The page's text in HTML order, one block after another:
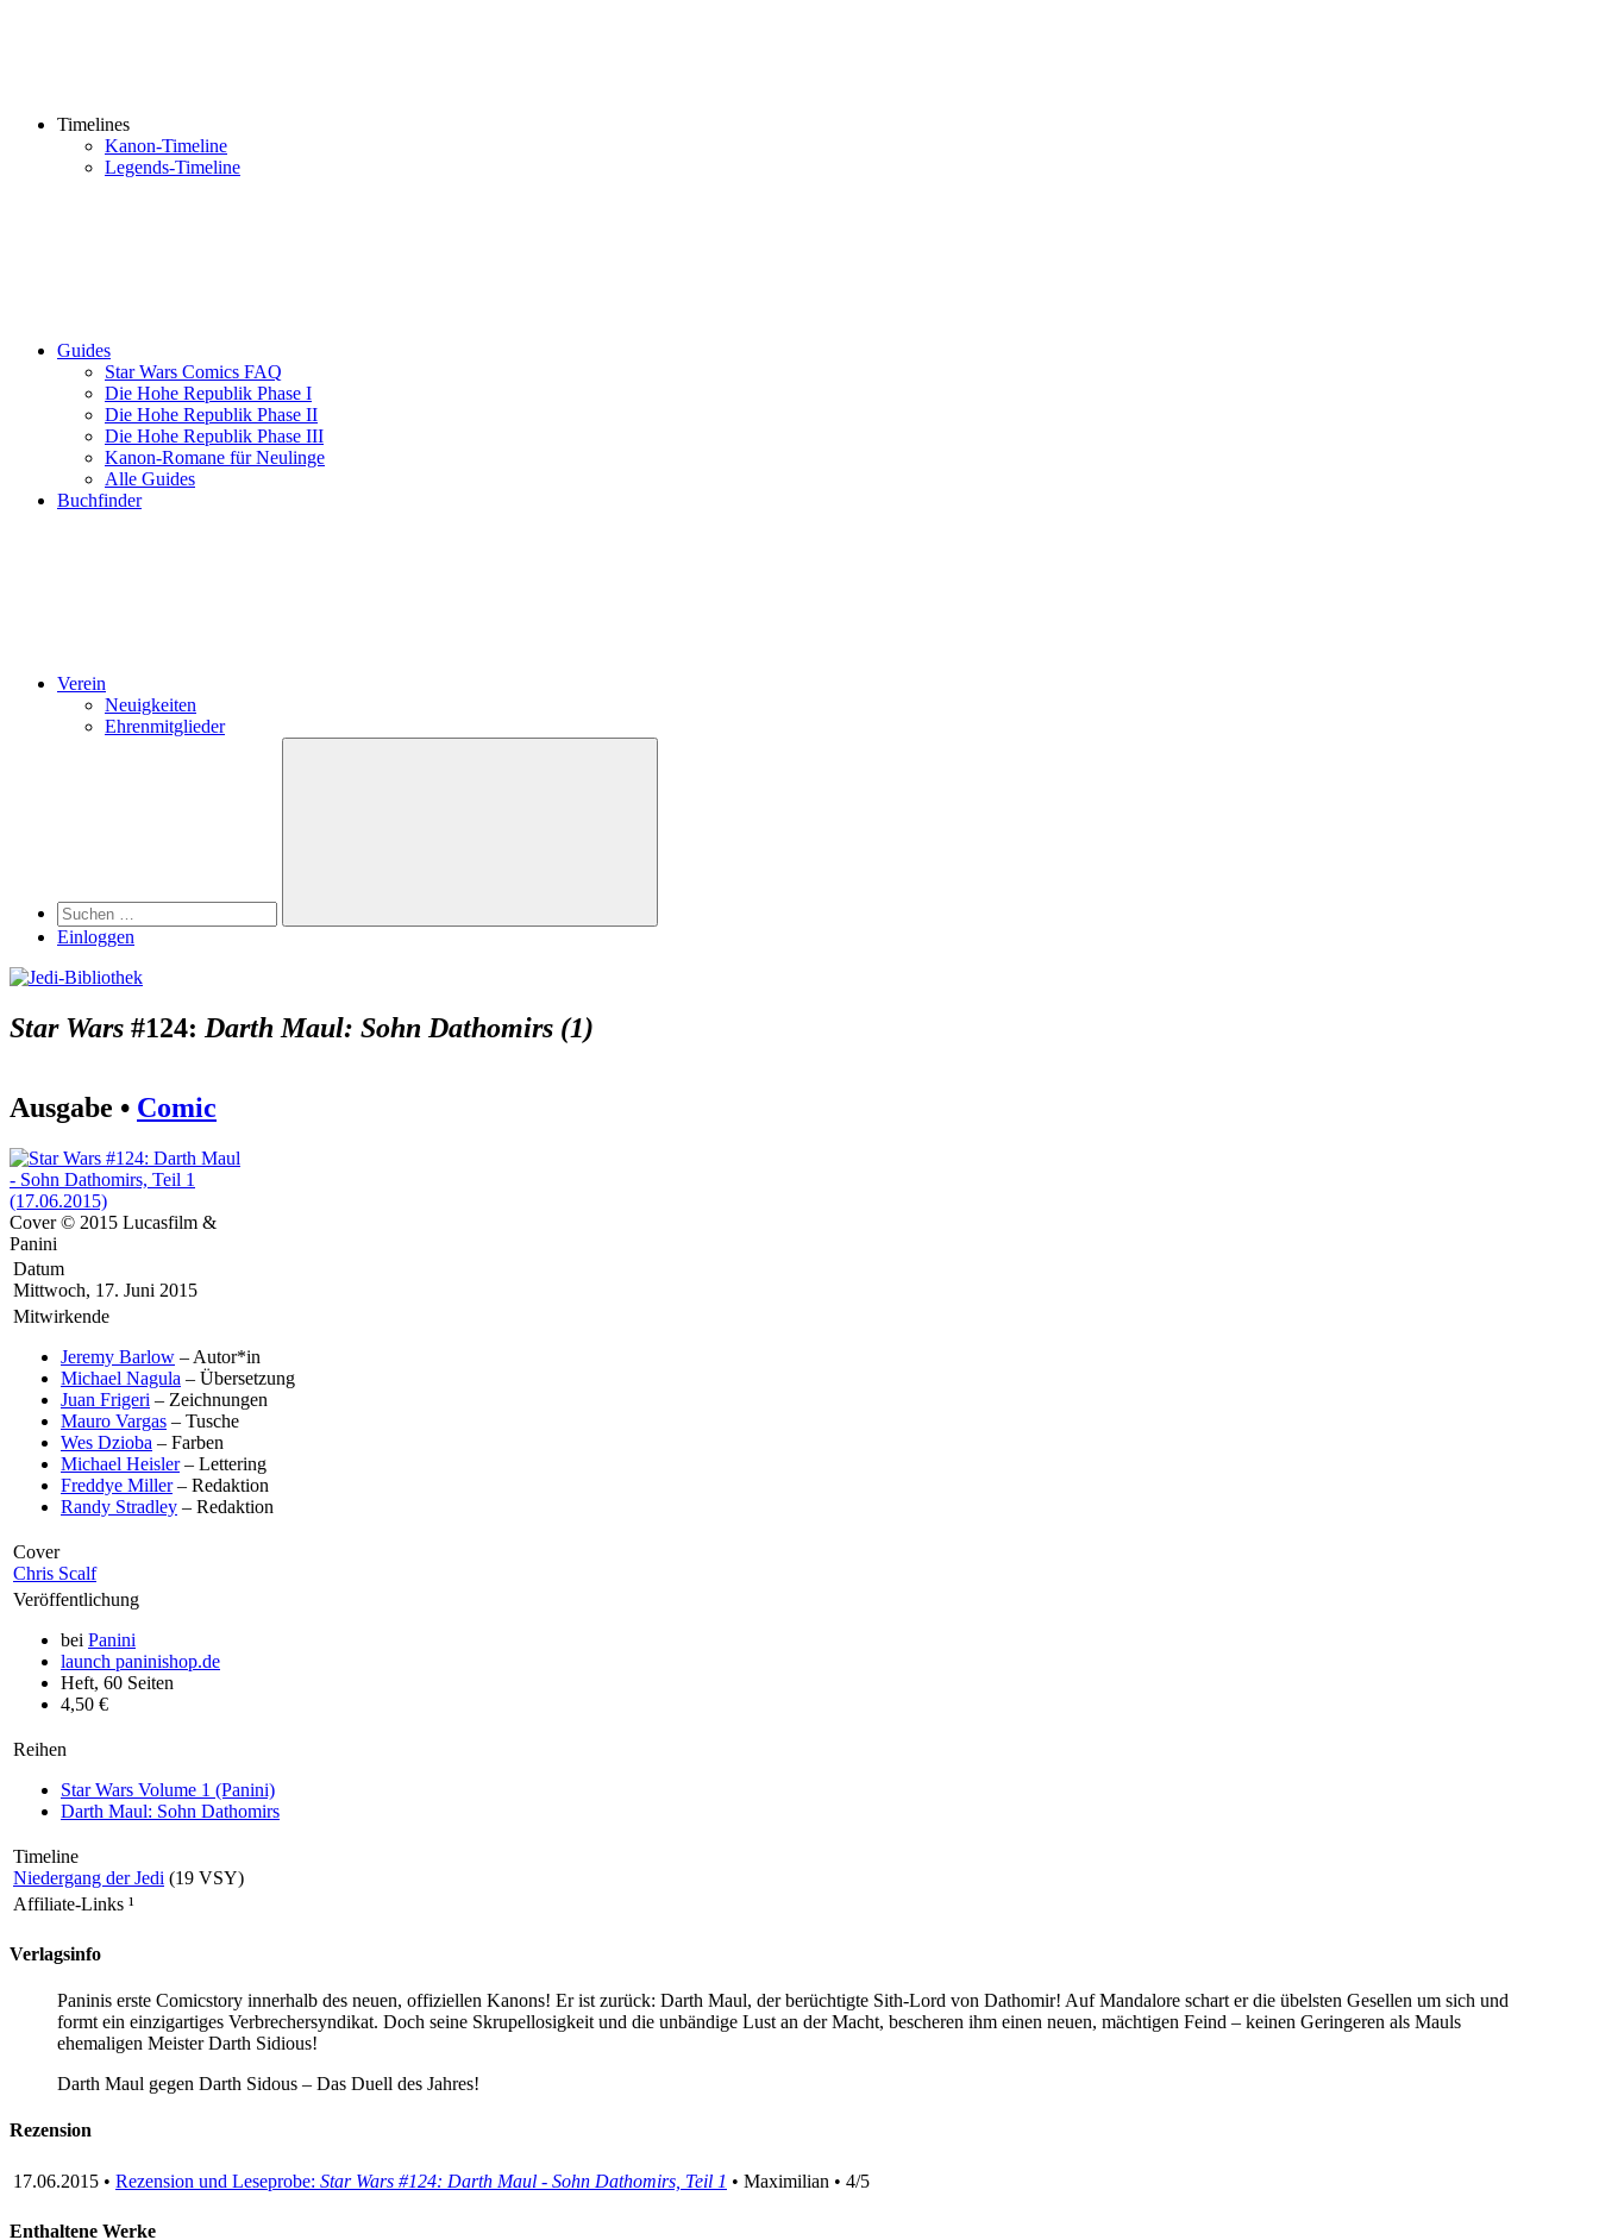
Timelines
Kanon-Timeline
Legends-Timeline
Guides
Star Wars Comics FAQ
Die Hohe Republik Phase I
Die Hohe Republik Phase II
Die Hohe Republik Phase III
Kanon-Romane für Neulinge
Alle Guides
Buchfinder
Verein
Neuigkeiten
Ehrenmitglieder
Suchen
Einloggen
Star Wars #124: Darth Maul: Sohn Dathomirs (1)
Ausgabe • Comic
Cover © 2015 Lucasfilm &
Panini
Datum
Mittwoch, 17. Juni 2015
Mitwirkende
Jeremy Barlow – Autor*in
Michael Nagula – Übersetzung
Juan Frigeri – Zeichnungen
Mauro Vargas – Tusche
Wes Dzioba – Farben
Michael Heisler– Lettering
Freddye Miller– Redaktion
Randy Stradley – Redaktion
Cover
Chris Scalf
Veröffentlichung
bei Panini
launch paninishop.de
Heft, 60 Seiten
4,50 €
Reihen
Star Wars Volume 1 (Panini)
Darth Maul: Sohn Dathomirs
Timeline
Niedergang der Jedi (19 VSY)
Affiliate-Links ¹
Verlagsinfo
Paninis erste Comicstory innerhalb des neuen, offiziellen Kanons! Er ist zurück: Darth Maul, der berüchtigte Sith-Lord von Dathomir! Auf Mandalore schart er die übelsten Gesellen um sich und
formt ein einzigartiges Verbrechersyndikat. Doch seine Skrupellosigkeit und die unbändige Lust an der Macht, bescheren ihm einen neuen, mächtigen Feind – keinen Geringeren als Mauls
ehemaligen Meister Darth Sidious!
Darth Maul gegen Darth Sidous – Das Duell des Jahres!
Rezension
17.06.2015 • Rezension und Leseprobe: Star Wars #124: Darth Maul - Sohn Dathomirs, Teil 1 • Maximilian • 4/5
Enthaltene Werke